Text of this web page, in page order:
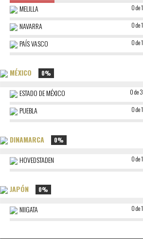
MELILLA 0 de 1
NAVARRA 0 de 1
PAÍS VASCO 0 de 1
MÉXICO 0%
ESTADO DE MÉXICO 0 de 3
PUEBLA 0 de 1
DINAMARCA 0%
HOVEDSTADEN 0 de 1
JAPÓN 0%
NIIGATA 0 de 1